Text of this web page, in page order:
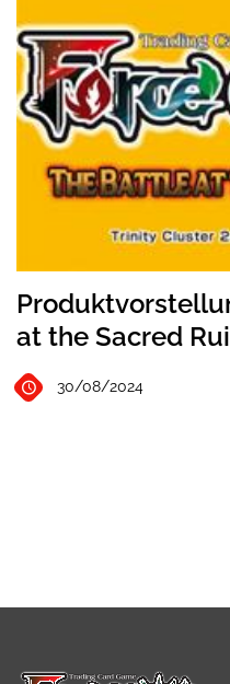
at the Sacred
30/08/2024